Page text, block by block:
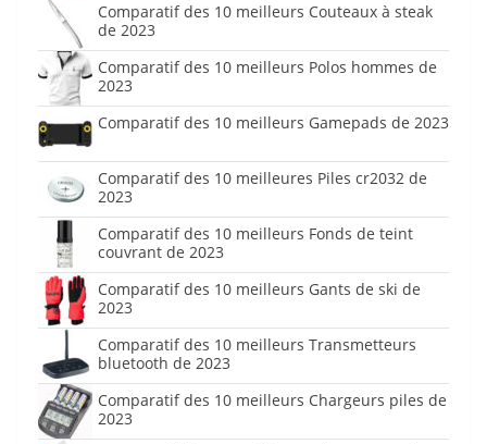
Comparatif des 10 meilleurs Couteaux à steak
de 2023
Comparatif des 10 meilleurs Polos hommes de
2023
Comparatif des 10 meilleurs Gamepads de 2023
Comparatif des 10 meilleures Piles cr2032 de
2023
Comparatif des 10 meilleurs Fonds de teint
couvrant de 2023
Comparatif des 10 meilleurs Gants de ski de
2023
Comparatif des 10 meilleurs Transmetteurs
bluetooth de 2023
Comparatif des 10 meilleurs Chargeurs piles de
2023